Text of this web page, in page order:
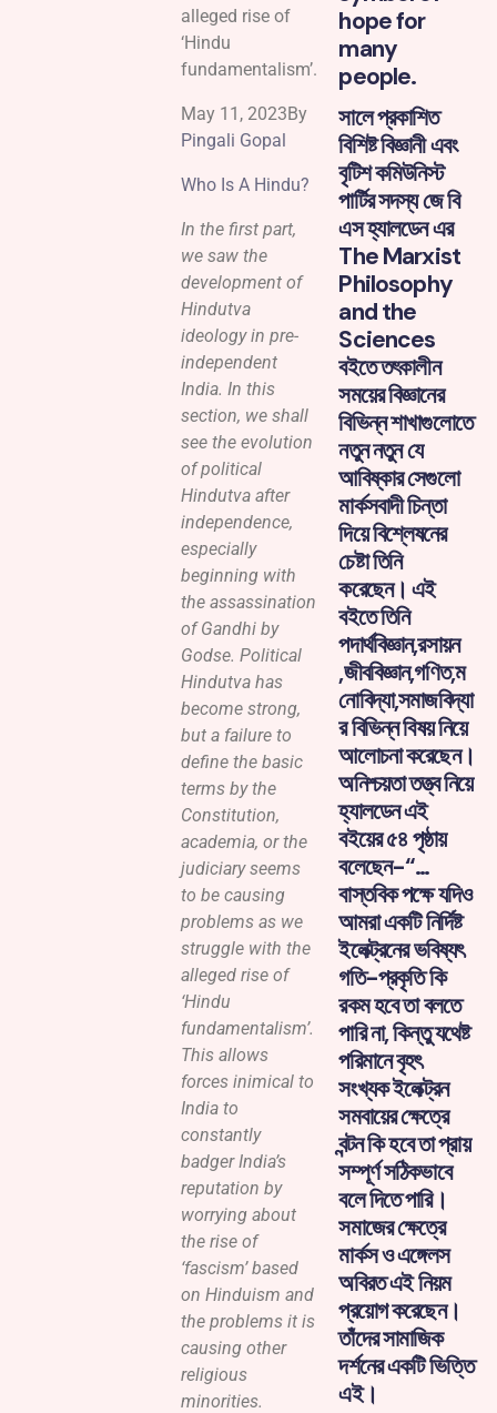
alleged rise of
‘Hindu
fundamentalism’.
May 11, 2023By
Pingali Gopal
Who Is A Hindu?
In the first part,
we saw the
development of
Hindutva
ideology in pre-
independent
India. In this
section, we shall
see the evolution
of political
Hindutva after
independence,
especially
beginning with
the assassination
of Gandhi by
Godse. Political
Hindutva has
become strong,
but a failure to
define the basic
terms by the
Constitution,
academia, or the
judiciary seems
to be causing
problems as we
struggle with the
alleged rise of
‘Hindu
fundamentalism’.
This allows
forces inimical to
India to
constantly
badger India’s
reputation by
worrying about
the rise of
‘fascism’ based
on Hinduism and
the problems it is
causing other
religious
minorities.
hope for
many
people.
সালে প্রকাশিত
বিশিষ্ট বিজ্ঞানী এবং
বৃটিশ কমিউনিস্ট
পার্টির সদস্য জে বি
এস হ্যালডেন এর
The Marxist
Philosophy
and the
Sciences
বইতে তৎকালীন
সময়ের বিজ্ঞানের
বিভিন্ন শাখাগুলোতে
নতুন নতুন যে
আবিষ্কার সেগুলো
মার্কসবাদী চিন্তা
দিয়ে বিশ্লেষনের
চেষ্টা তিনি
করেছেন। এই
বইতে তিনি
পদার্থবিজ্ঞান,রসায়ন
,জীববিজ্ঞান,গণিত,ম
নোবিদ্যা,সমাজবিদ্যা
র বিভিন্ন বিষয় নিয়ে
আলোচনা করেছেন।
অনিশ্চয়তা তত্ত্ব নিয়ে
হ্যালডেন এই
বইয়ের ৫৪ পৃষ্ঠায়
বলেছেন-“…
বাস্তবিক পক্ষে যদিও
আমরা একটি নির্দিষ্ট
ইলেক্ট্রনের ভবিষ্যৎ
গতি-প্রকৃতি কি
রকম হবে তা বলতে
পারি না, কিন্তু যথেষ্ট
পরিমানে বৃহৎ
সংখ্যক ইলেক্ট্রন
সমবায়ের ক্ষেত্রে
বন্টন কি হবে তা প্রায়
সম্পূর্ণ সঠিকভাবে
বলে দিতে পারি।
সমাজের ক্ষেত্রে
মার্কস ও এঙ্গেলস
অবিরত এই নিয়ম
প্রয়োগ করেছেন।
তাঁদের সামাজিক
দর্শনের একটি ভিত্তি
এই।